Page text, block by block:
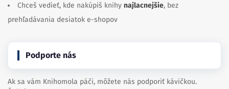
Chceš vedieť, kde nakúpiš knihy najlacnejšie, bez
prehľadávania desiatok e-shopov
Podporte nás
Ak sa vám Knihomola páči, môžete nás podporiť kávičkou.